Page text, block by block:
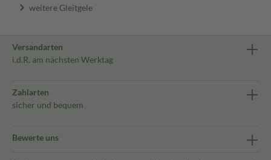
weitere Gleitgele
Versandarten
i.d.R. am nächsten Werktag
Zahlarten
sicher und bequem
Bewerte uns